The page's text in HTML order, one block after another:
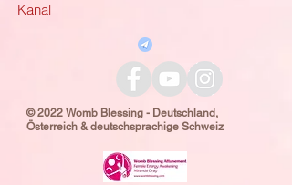
Kanal
© 2022 Womb Blessing - Deutschland,
Österreich & deutschsprachige Schweiz